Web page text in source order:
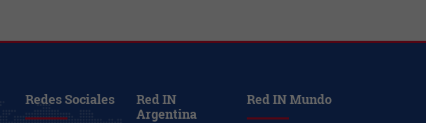
Redes Sociales
Red IN
Argentina
Red IN Mundo